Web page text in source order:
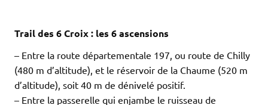
Trail des 6 Croix : les 6 ascensions
– Entre la route départementale 197, ou route de Chilly
(480 m d’altitude), et le réservoir de la Chaume (520 m
d’altitude), soit 40 m de dénivelé positif.
– Entre la passerelle qui enjambe le ruisseau de